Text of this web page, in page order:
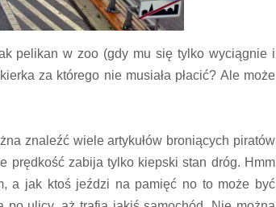
pelikan w zoo (gdy mu się tylko wyciągnie i
za którego nie musiała płacić? Ale może
znaleźć wiele artykułów broniących piratów
prędkość zabija tylko kiepski stan dróg. Hmm
a jak ktoś jeździ na pamięć no to może być